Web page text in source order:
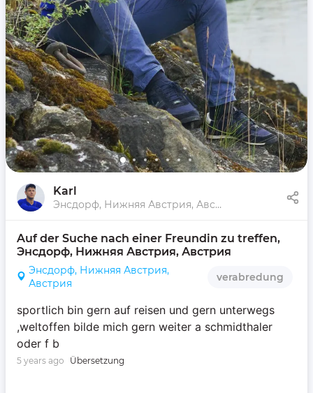
Karl
Энсдорф, Нижняя Австрия, Австрия
Auf der Suche nach einer Freundin zu treffen,
Энсдорф, Нижняя Австрия, Австрия
Энсдорф, Нижняя Австрия,
Австрия
verabredung
sportlich bin gern auf reisen und gern unterwegs
,weltoffen bilde mich gern weiter a schmidthaler
oder f b
5 years ago Übersetzung